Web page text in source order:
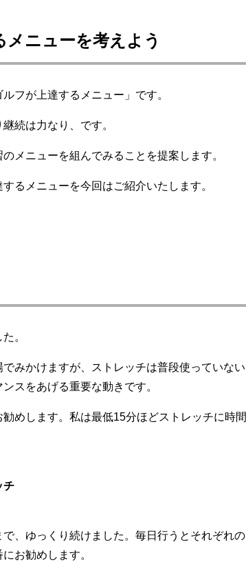
ニューを考えよう
フが上達するメニュー」です。
続は力なり、です。
メニューを組んでみることを提案します。
るメニューを今回はご紹介いたします。
。
みかけますが、ストレッチは普段使っていない
スをあげる重要な動きです。
めします。私は最低15分ほどストレッチに時間
チ
、ゆっくり続けました。毎日行うとそれぞれの
お勧めします。